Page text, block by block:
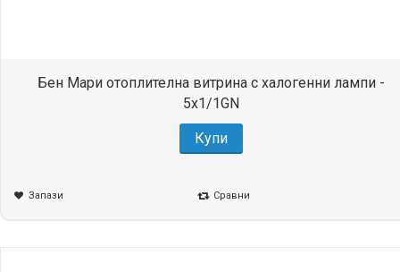
Бен Мари отоплителна витрина с халогенни лампи -
5x1/1GN
Купи
Запази Сравни